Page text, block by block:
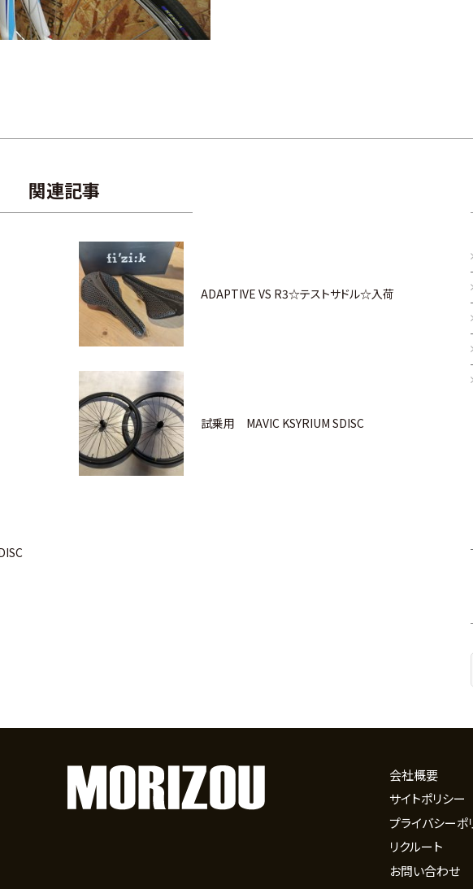
関連記事
ADAPTIVE VS R3☆テストサドル☆入荷
試乗用 MAVIC KSYRIUM SDISC
会社概要
サイトポリシー
プライバシーポ
リクルート
お問い合わせ